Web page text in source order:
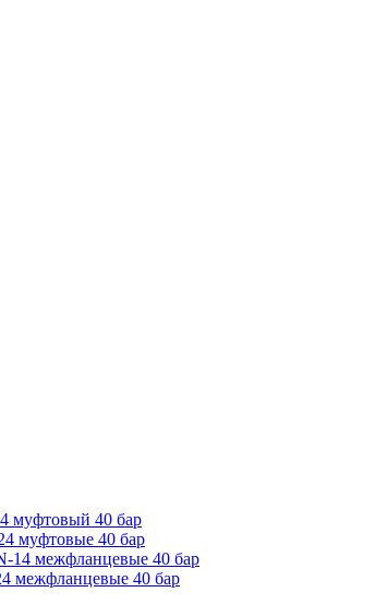
муфтовый 40 бар
муфтовые 40 бар
14 межфланцевые 40 бар
межфланцевые 40 бар